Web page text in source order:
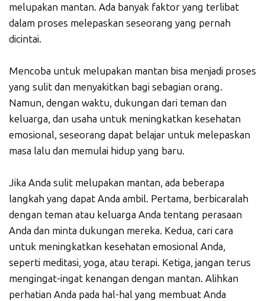
melupakan mantan. Ada banyak faktor yang terlibat
dalam proses melepaskan seseorang yang pernah
dicintai.
Mencoba untuk melupakan mantan bisa menjadi proses
yang sulit dan menyakitkan bagi sebagian orang.
Namun, dengan waktu, dukungan dari teman dan
keluarga, dan usaha untuk meningkatkan kesehatan
emosional, seseorang dapat belajar untuk melepaskan
masa lalu dan memulai hidup yang baru.
Jika Anda sulit melupakan mantan, ada beberapa
langkah yang dapat Anda ambil. Pertama, berbicaralah
dengan teman atau keluarga Anda tentang perasaan
Anda dan minta dukungan mereka. Kedua, cari cara
untuk meningkatkan kesehatan emosional Anda,
seperti meditasi, yoga, atau terapi. Ketiga, jangan terus
mengingat-ingat kenangan dengan mantan. Alihkan
perhatian Anda pada hal-hal yang membuat Anda